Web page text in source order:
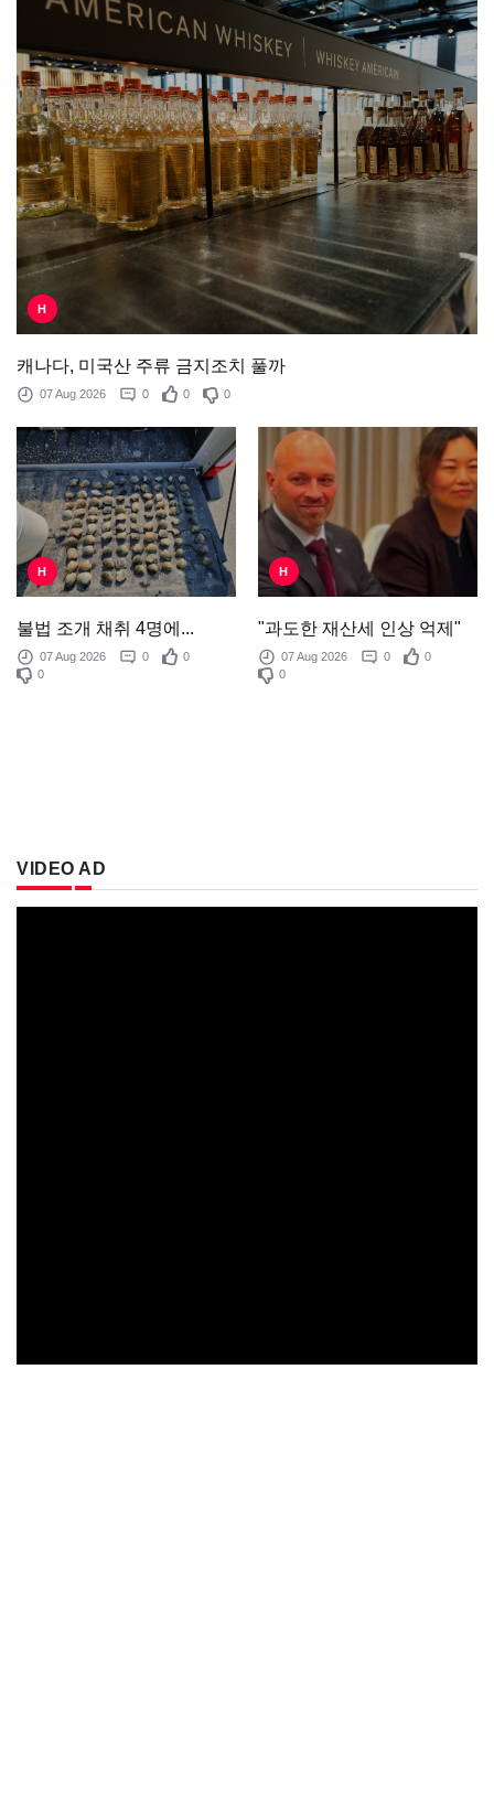
H
캐나다, 미국산 주류 금지조치 풀까
07 Aug 2026 0 0 0
H
불법 조개 채취 4명에...
07 Aug 2026 0
0
0
H
"과도한 재산세 인상 억제"
07 Aug 2026 0
0
0
VIDEO AD